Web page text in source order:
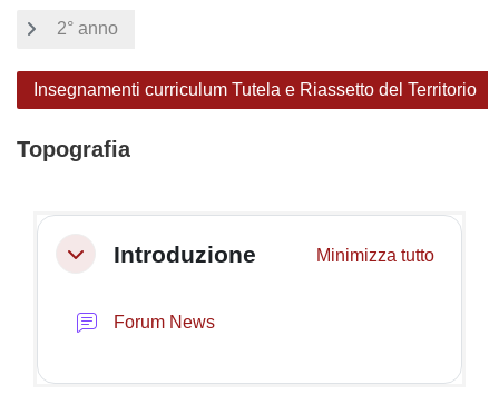
2° anno
Insegnamenti curriculum Tutela e Riassetto del Territorio
Topografia
Schema della sezione
MinimizzaIntroduzione Minimizza tutto
Forum News